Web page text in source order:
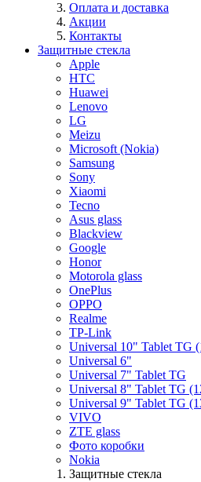
Оплата и доставка
Акции
Контакты
Защитные стекла
Apple
HTC
Huawei
Lenovo
LG
Meizu
Microsoft (Nokia)
Samsung
Sony
Xiaomi
Tecno
Asus glass
Blackview
Google
Honor
Motorola glass
OnePlus
OPPO
Realme
TP-Link
Universal 10" Tablet TG
Universal 6"
Universal 7" Tablet TG
Universal 8" Tablet TG
Universal 9" Tablet TG
VIVO
ZTE glass
Фото коробки
Nokia
Защитные стекла